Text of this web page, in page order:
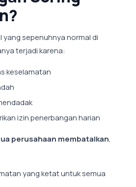
yang sepenuhnya normal di
terjadi karena:
keselamatan
izin penerbangan harian
perusahaan membatalkan,
yang ketat untuk semua